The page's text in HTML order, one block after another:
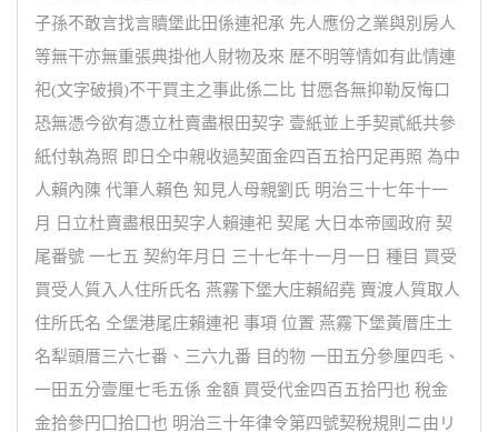
子孫不敢言找言贖堡此田係連祀承 先人應份之業與別房人
等無干亦無重張典掛他人財物及來 歷不明等情如有此情連
祀(文字破損)不干買主之事此係二比 甘愿各無抑勒反悔口
恐無憑今欲有憑立杜賣盡根田契字 壹紙並上手契貳紙共參
紙付執為照 即日仝中親收過契面金四百五拾円足再照 為中
人賴內陳 代筆人賴色 知見人母親劉氏 明治三十七年十一
月 日立杜賣盡根田契字人賴連祀 契尾 大日本帝國政府 契
尾番號 一七五 契約年月日 三十七年十一月一日 種目 買受
買受人質入人住所氏名 燕霧下堡大庄賴紹堯 賣渡人質取人
住所氏名 仝堡港尾庄賴連祀 事項 位置 燕霧下堡黃厝庄土
名犁頭厝三六七番、三六九番 目的物 一田五分參厘四毛、
一田五分壹厘七毛五係 金額 買受代金四百五拾円也 稅金
金拾參円囗拾囗也 明治三十年律令第四號契稅規則ニ由リ